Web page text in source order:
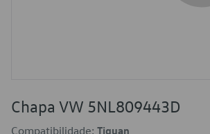
Chapa VW 5NL809443D
Compatibilidade: Tiguan